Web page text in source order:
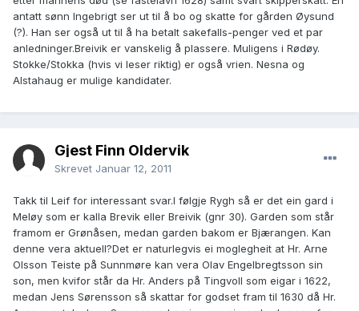
antatt sønn Ingebrigt ser ut til å bo og skatte for gården Øysund
(?). Han ser også ut til å ha betalt sakefalls-penger ved et par
anledninger.Breivik er vanskelig å plassere. Muligens i Rødøy.
Stokke/Stokka (hvis vi leser riktig) er også vrien. Nesna og
Alstahaug er mulige kandidater.
Gjest Finn Oldervik
Skrevet Januar 12, 2011
Takk til Leif for interessant svar.I følgje Rygh så er det ein gard i
Meløy som er kalla Brevik eller Breivik (gnr 30). Garden som står
framom er Grønåsen, medan garden bakom er Bjærangen. Kan
denne vera aktuell?Det er naturlegvis ei moglegheit at Hr. Arne
Olsson Teiste på Sunnmøre kan vera Olav Engelbregtsson sin
son, men kvifor står da Hr. Anders på Tingvoll som eigar i 1622,
medan Jens Sørensson så skattar for godset fram til 1630 då Hr.